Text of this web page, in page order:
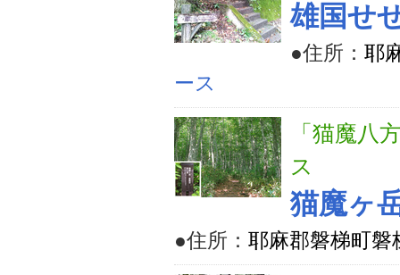
雄国せ
●住所： 耶
ース
「猫魔八
ス
猫魔ヶ
●住所： 耶麻郡磐梯町磐